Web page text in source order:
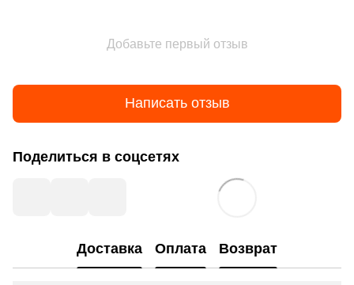
Добавьте первый отзыв
Написать отзыв
Поделиться в соцсетях
Доставка Оплата Возврат